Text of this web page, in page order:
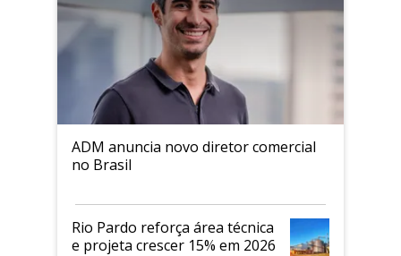
ADM anuncia novo diretor comercial
no Brasil
Rio Pardo reforça área técnica
e projeta crescer 15% em 2026